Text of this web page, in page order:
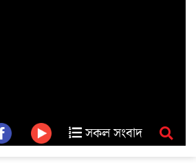
সকল সংবাদ